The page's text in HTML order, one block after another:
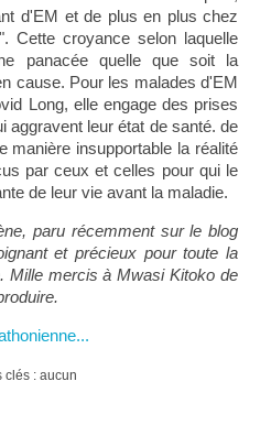
d'EM et de plus en plus chez
Cette croyance selon laquelle
panacée quelle que soit la
cause. Pour les malades d'EM
Long, elle engage des prises
aggravent leur état de santé. de
manière insupportable la réalité
par ceux et celles pour qui le
de leur vie avant la maladie.
paru récemment sur le blog
et précieux pour toute la
Mille mercis à Mwasi Kitoko de
clés : aucun